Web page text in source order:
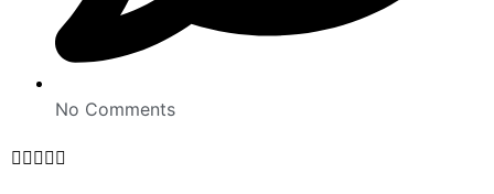
No Comments
